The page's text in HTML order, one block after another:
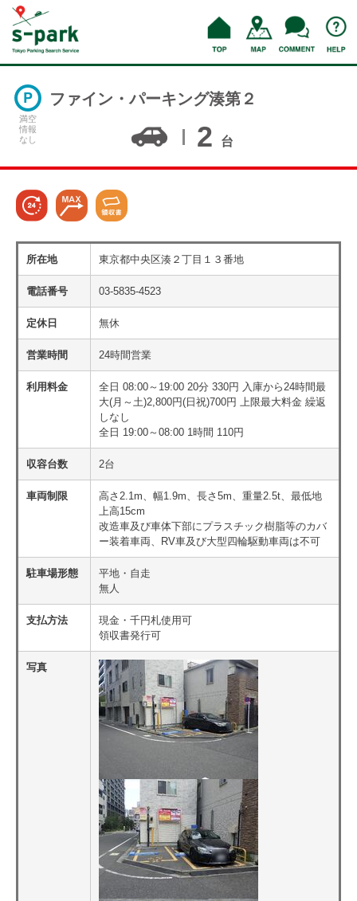
満空
情報
なし
ファイン・パーキング湊第２
2 台
所在地 東京都中央区湊２丁目１３番地
電話番号 03-5835-4523
定休日 無休
営業時間 24時間営業
利用料金
全日 08:00～19:00 20分 330円 入庫から24時間最
大(月～土)2,800円(日祝)700円 上限最大料金 繰返
しなし
全日 19:00～08:00 1時間 110円
収容台数 2台
車両制限
高さ2.1m、幅1.9m、長さ5m、重量2.5t、最低地
上高15cm
改造車及び車体下部にプラスチック樹脂等のカバ
ー装着車両、RV車及び大型四輪駆動車両は不可
駐車場形態
平地・自走
無人
支払方法
現金・千円札使用可
領収書発行可
写真